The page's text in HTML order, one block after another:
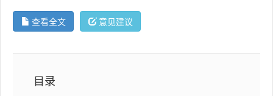
查看全文 意见建议
目录